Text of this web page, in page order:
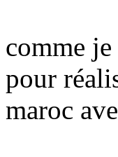
comme
pour
maroc